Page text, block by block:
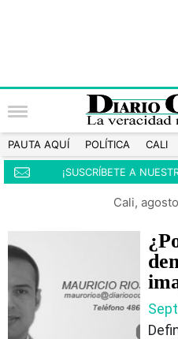
PAUTA AQUÍ POLÍTICA CALI
¡SUSCRÍBETE A
Cali,